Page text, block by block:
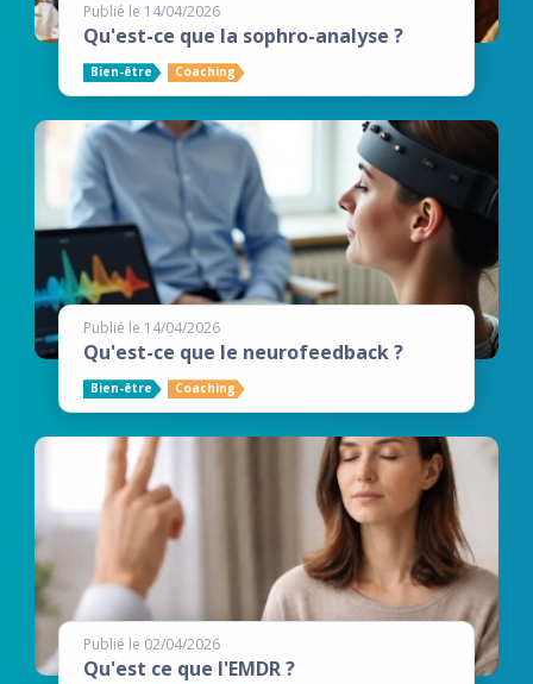
Publié le 14/04/2026
Qu'est-ce que la sophro-analyse ?
Bien-être Coaching
Publié le 14/04/2026
Qu'est-ce que le neurofeedback ?
Bien-être Coaching
Publié le 02/04/2026
Qu'est ce que l'EMDR ?